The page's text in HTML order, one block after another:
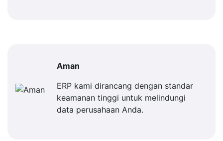
Aman
ERP kami dirancang dengan standar
keamanan tinggi untuk melindungi
data perusahaan Anda.